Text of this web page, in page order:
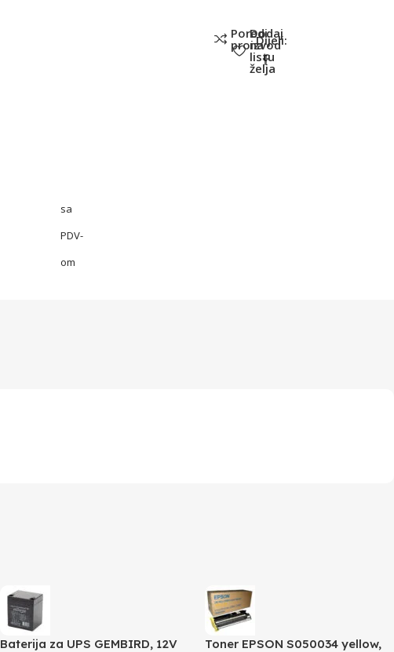
sa
PDV-
om
Poredi
proizvod
Dodaj
na
listu
želja
Dijeli:
Baterija za UPS GEMBIRD, 12V
Toner EPSON S050034 yellow,